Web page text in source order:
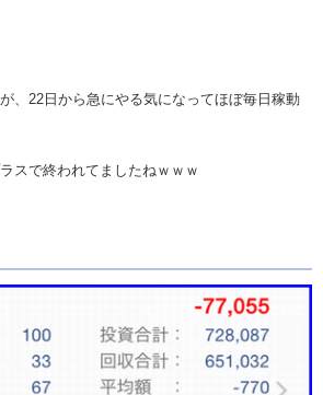
、22日から急にやる気になってほぼ毎日稼動
スで終われてましたねｗｗｗ